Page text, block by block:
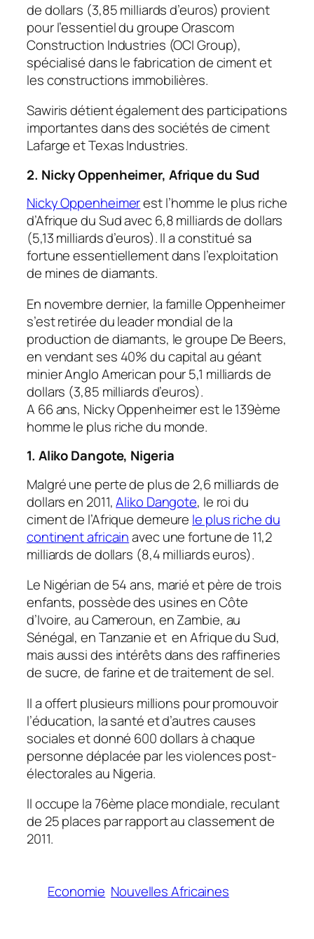
de dollars (3,85 milliards d’euros) provient
pour l’essentiel du groupe Orascom
Construction Industries (OCI Group),
spécialisé dans le fabrication de ciment et
les constructions immobilières.
Sawiris détient également des participations
importantes dans des sociétés de ciment
Lafarge et Texas Industries.
2. Nicky Oppenheimer, Afrique du Sud
Nicky Oppenheimerest l’homme le plus riche
d’Afrique du Sud avec 6,8 milliards de dollars
(5,13 milliards d’euros). Il a constitué sa
fortune essentiellement dans l’exploitation
de mines de diamants.
En novembre dernier, la famille Oppenheimer
s’est retirée du leader mondial de la
production de diamants, le groupe De Beers,
en vendant ses 40% du capital au géant
minier Anglo American pour 5,1 milliards de
dollars (3,85 milliards d’euros).
A 66 ans, Nicky Oppenheimer est le 139ème
homme le plus riche du monde.
1. Aliko Dangote, Nigeria
Malgré une perte de plus de 2,6 milliards de
dollars en 2011,Aliko Dangote, le roi du
ciment de l’Afrique demeure le plus riche du
continent africainavec une fortune de 11,2
milliards de dollars (8,4 milliards euros).
Le Nigérian de 54 ans, marié et père de trois
enfants, possède des usines en Côte
d’Ivoire, au Cameroun, en Zambie, au
Sénégal, en Tanzanie et en Afrique du Sud,
mais aussi des intérêts dans des raffineries
de sucre, de farine et de traitement de sel.
Il a offert plusieurs millions pour promouvoir
l’éducation, la santé et d’autres causes
sociales et donné 600 dollars à chaque
personne déplacée par les violences post-
électorales au Nigeria.
Il occupe la 76ème place mondiale, reculant
de 25 places par rapport au classement de
2011.
Economie Nouvelles Africaines